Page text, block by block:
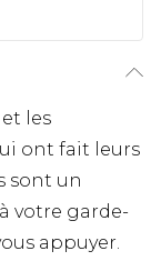
les
ont fait leurs
sont un
votre garde-
appuyer.